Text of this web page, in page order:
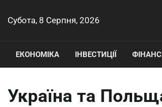
доСубота, 8 Серпня, 2026
ЕКОНОМІКА ІНВЕСТИЦІЇ
Україна та